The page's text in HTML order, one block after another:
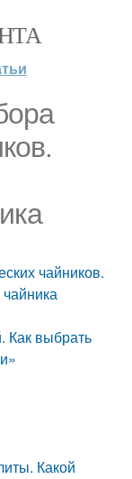
чайников.
Как выбрать
Какой